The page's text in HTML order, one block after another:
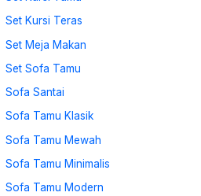
Set Kursi Teras
Set Meja Makan
Set Sofa Tamu
Sofa Santai
Sofa Tamu Klasik
Sofa Tamu Mewah
Sofa Tamu Minimalis
Sofa Tamu Modern